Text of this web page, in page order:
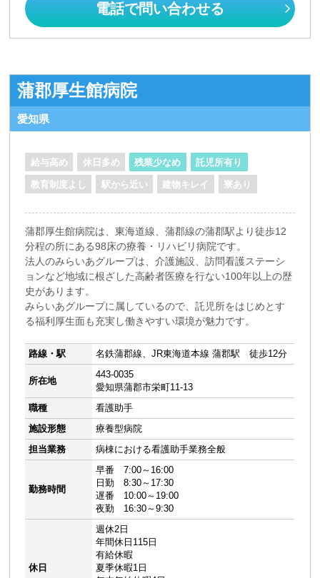
電話で問い合わせる
蒲郡厚生館病院
愛知県
給与高め 休日多め 残業少なめ 託児所有り
教育制度よし 駅から近い 建物キレイ 寮あり
蒲郡厚生館病院は、東海道線、蒲郡線の蒲郡駅より徒歩12
分程の所にある98床の療養・リハビリ病院です。
法人のみらいあグループは、介護施設、訪問看護ステーシ
ョンなど地域に根ざした高齢者医療を行ない100年以上の歴
史があります。
みらいあグループに属しているので、託児所をはじめとす
る福利厚生面も充実し働きやすい環境が魅力です。
路線・駅 名鉄蒲郡線、JR東海道本線 蒲郡駅 徒歩12分
所在地
443-0035
愛知県蒲郡市栄町11-13
職種
看護助手
施設形態
療養型病院
担当業務
病棟における看護助手業務全般
勤務時間
早番 7:00～16:00
日勤 8:30～17:30
遅番 10:00～19:00
夜勤 16:30～9:30
休日
週休2日
年間休日115日
有給休暇
夏季休暇1日